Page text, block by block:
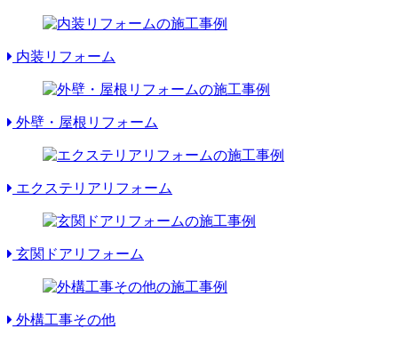
内装リフォーム
外壁・屋根リフォーム
エクステリアリフォーム
玄関ドアリフォーム
外構工事その他